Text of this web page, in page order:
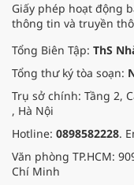
Giấy phép hoạt động
thông tin và truyền
Tổng Biên Tập: ThS
Tổng thư ký tòa soạn:
Trụ sở chính: Tầng 2,
, Hà Nội
Hotline: 0898582228.
Văn phòng TP.HCM:
Chí Minh